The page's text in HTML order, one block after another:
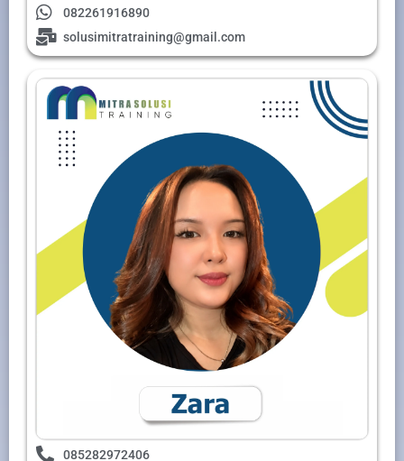
082261916890
solusimitratraining@gmail.com
085282972406